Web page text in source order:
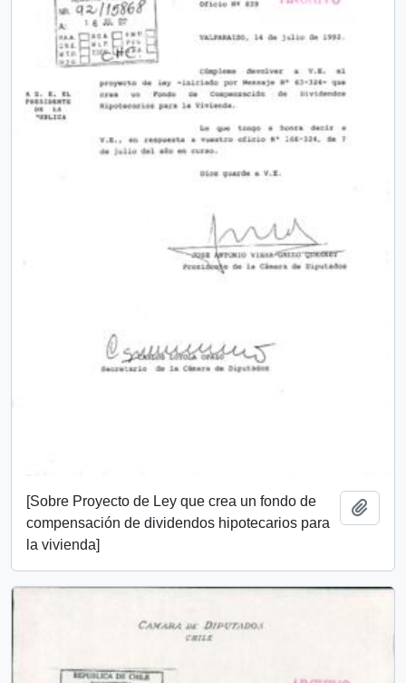
[Sobre Proyecto de Ley que crea un fondo de
compensación de dividendos hipotecarios para
la vivienda]